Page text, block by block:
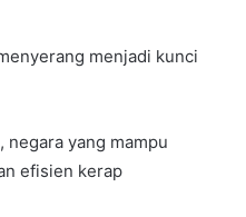
menjadi kunci
negara yang mampu
efisien kerap